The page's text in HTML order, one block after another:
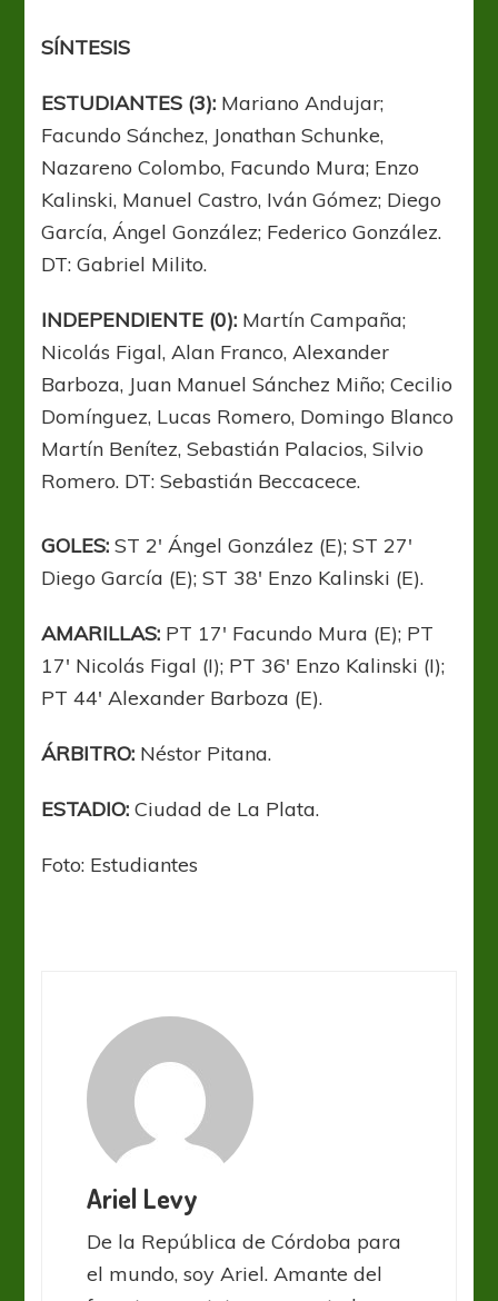
SÍNTESIS
ESTUDIANTES (3): Mariano Andujar;
Facundo Sánchez, Jonathan Schunke,
Nazareno Colombo, Facundo Mura; Enzo
Kalinski, Manuel Castro, Iván Gómez; Diego
García, Ángel González; Federico González.
DT: Gabriel Milito.
INDEPENDIENTE (0): Martín Campaña;
Nicolás Figal, Alan Franco, Alexander
Barboza, Juan Manuel Sánchez Miño; Cecilio
Domínguez, Lucas Romero, Domingo Blanco
Martín Benítez, Sebastián Palacios, Silvio
Romero. DT: Sebastián Beccacece.
GOLES: ST 2′ Ángel González (E); ST 27′
Diego García (E); ST 38′ Enzo Kalinski (E).
AMARILLAS: PT 17′ Facundo Mura (E); PT
17′ Nicolás Figal (I); PT 36′ Enzo Kalinski (I);
PT 44′ Alexander Barboza (E).
ÁRBITRO: Néstor Pitana.
ESTADIO: Ciudad de La Plata.
Foto: Estudiantes
Ariel Levy
De la República de Córdoba para
el mundo, soy Ariel. Amante del